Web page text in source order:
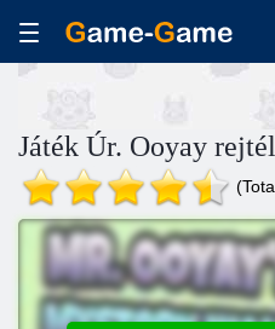
Játék Úr. Ooyay